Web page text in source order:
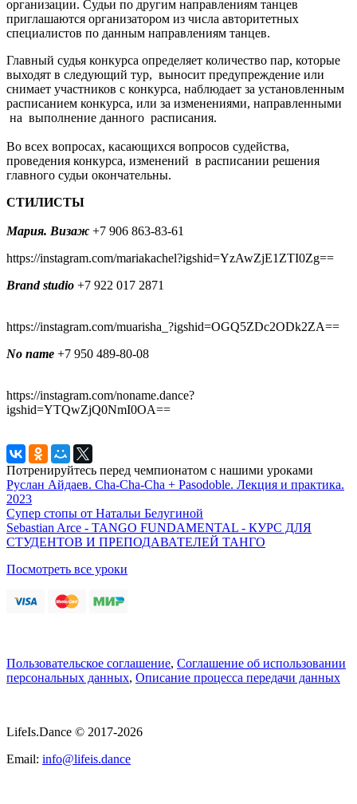
организации. Судьи по другим направлениям танцев
приглашаются организатором из числа авторитетных
специалистов по данным направлениям танцев.
Главный судья конкурса определяет количество пар, которые
выходят в следующий тур, выносит предупреждение или
снимает участников с конкурса, наблюдает за установленным
расписанием конкурса, или за изменениями, направленными
на выполнение данного расписания.
Во всех вопросах, касающихся вопросов судейства,
проведения конкурса, изменений в расписании решения
главного судьи окончательны.
СТИЛИСТЫ
Мария. Визаж +7 906 863-83-61
https://instagram.com/mariakachel?igshid=YzAwZjE1ZTI0Zg==
Brand studio +7 922 017 2871
https://instagram.com/muarisha_?igshid=OGQ5ZDc2ODk2ZA==
No name +7 950 489-80-08
https://instagram.com/noname.dance?
igshid=YTQwZjQ0NmI0OA==
Потренируйтесь перед чемпионатом с нашими уроками
Руслан Айдаев. Cha-Cha-Cha + Pasodoble. Лекция и практика.
2023
Супер стопы от Натальи Белугиной
Sebastian Arce - TANGO FUNDAMENTAL - КУРС ДЛЯ
СТУДЕНТОВ И ПРЕПОДАВАТЕЛЕЙ ТАНГО
Посмотреть все уроки
Пользовательское соглашение, Соглашение об использовании
персональных данных, Описание процесса передачи данных
LifeIs.Dance © 2017-2026
Email: info@lifeis.dance